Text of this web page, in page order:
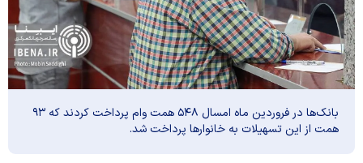
بانک‌ها در فروردین ماه امسال ۵۴۸ همت وام پرداخت کردند که ۹۳
همت از این تسهیلات به خانوار‌ها پرداخت شد.